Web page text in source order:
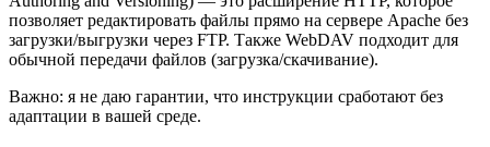
позволяет редактировать файлы прямо на сервере Apache без
загрузки/выгрузки через FTP. Также WebDAV подходит для
обычной передачи файлов (загрузка/скачивание).
Важно: я не даю гарантии, что инструкции сработают без
адаптации в вашей среде.